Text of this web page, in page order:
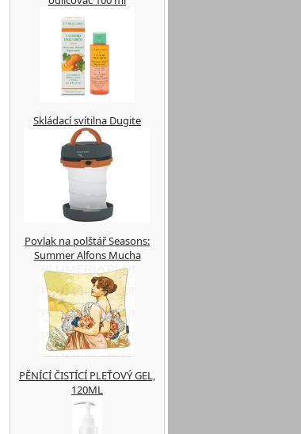
Skládací svítilna Dugite
Povlak na polštář Seasons:
Summer Alfons Mucha
PĚNÍCÍ ČISTÍCÍ PLEŤOVÝ GEL,
120ML